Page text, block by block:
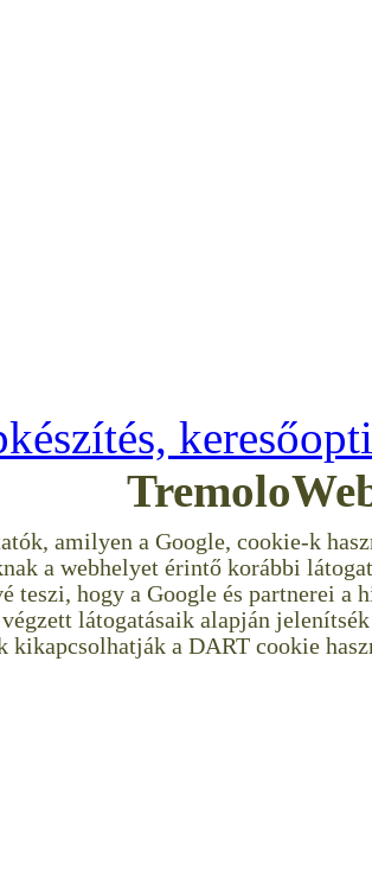
amilyen a Google, cookie-k
a webhelyet érintő korábbi
teszi, hogy a Google és partnerei a
látogatásaik alapján
kikapcsolhatják a DART cookie